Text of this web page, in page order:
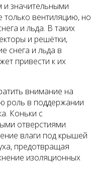
и значительными
только вентиляцию, но
и льда. В таких
и решётки,
снега и льда в
привести к их
внимание на
роль в поддержании
Коньки с
отверстиями
влаги под крышей
предотвращая
изоляционных